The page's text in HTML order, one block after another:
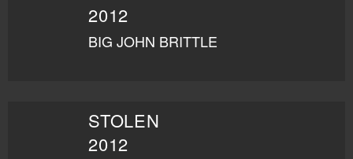
2012
BIG JOHN BRITTLE
STOLEN
2012